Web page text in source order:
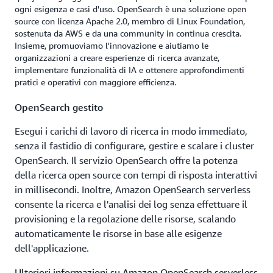
accesso a livello di indice e implementazioni multi-
AZ per un'elevata disponibilità. I cluster gestiti,
inoltre, aggiungono un ulteriore strato di protezione
a livello di documento.
ogni esigenza e casi d'uso. OpenSearch è una soluzione open
source con licenza Apache 2.0, membro di Linux Foundation,
sostenuta da AWS e da una community in continua crescita.
Insieme, promuoviamo l'innovazione e aiutiamo le
organizzazioni a creare esperienze di ricerca avanzate,
implementare funzionalità di IA e ottenere approfondimenti
pratici e operativi con maggiore efficienza.
OpenSearch gestito
Esegui i carichi di lavoro di ricerca in modo immediato,
senza il fastidio di configurare, gestire e scalare i cluster
OpenSearch. Il servizio OpenSearch offre la potenza
della ricerca open source con tempi di risposta interattivi
in millisecondi. Inoltre, Amazon OpenSearch serverless
consente la ricerca e l'analisi dei log senza effettuare il
provisioning e la regolazione delle risorse, scalando
automaticamente le risorse in base alle esigenze
dell'applicazione.